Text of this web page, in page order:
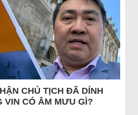
CHỦ TỊCH ĐÃ DÍNH
VIN CÓ ÂM MƯU GÌ?